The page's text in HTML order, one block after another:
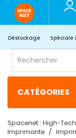
Déstockage Spéciale
CATÉGORIES
Spacenet : High-
Imprimante